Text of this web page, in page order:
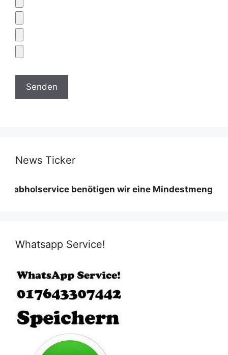
News Ticker
benötigen wir eine Mindestmenge diese
Whatsapp Service!